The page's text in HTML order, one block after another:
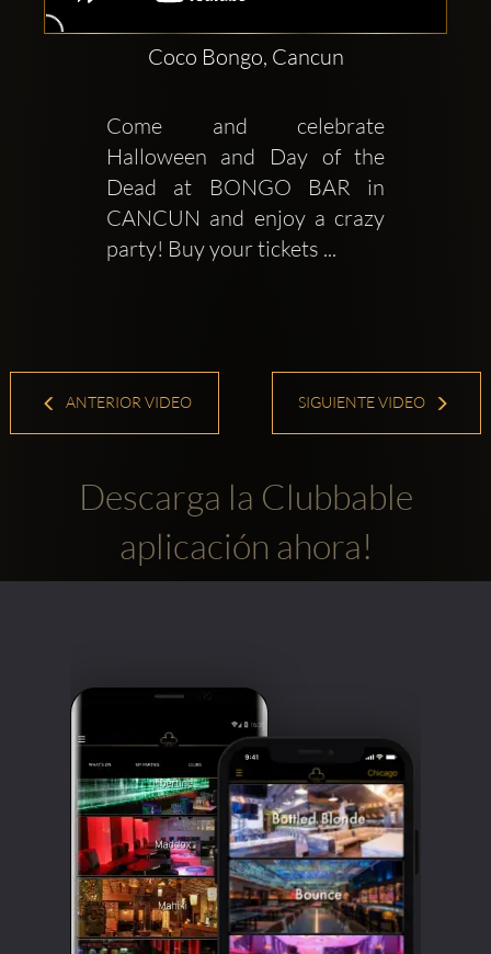
Coco Bongo, Cancun
Come and celebrate
Halloween and Day of the
Dead at BONGO BAR in
CANCUN and enjoy a crazy
party! Buy your tickets ...
ANTERIOR VIDEO SIGUIENTE VIDEO
Descarga la Clubbable
aplicación ahora!